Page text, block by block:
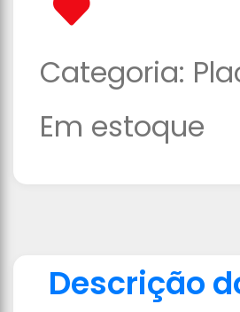
Categoria:
Em estoque
Descrição